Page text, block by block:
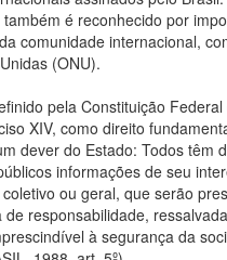
Legislativo
Estaduais
é reconhecido por
comunidade internacional,
(ONU).
pela Constituição
XIV, como direito
dever do Estado: Todos têm
informações de seu
ou geral, que serão
de responsabilidade,
à segurança da